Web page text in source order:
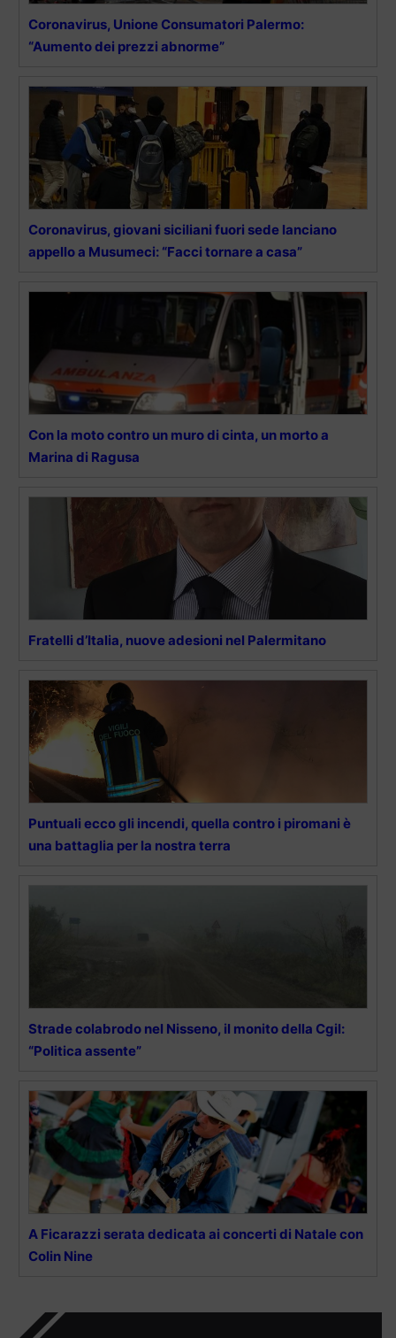
Coronavirus, Unione Consumatori Palermo:
“Aumento dei prezzi abnorme”
Coronavirus, giovani siciliani fuori sede lanciano
appello a Musumeci: “Facci tornare a casa”
Con la moto contro un muro di cinta, un morto a
Marina di Ragusa
Fratelli d’Italia, nuove adesioni nel Palermitano
Puntuali ecco gli incendi, quella contro i piromani è
una battaglia per la nostra terra
Strade colabrodo nel Nisseno, il monito della Cgil:
“Politica assente”
A Ficarazzi serata dedicata ai concerti di Natale con
Colin Nine